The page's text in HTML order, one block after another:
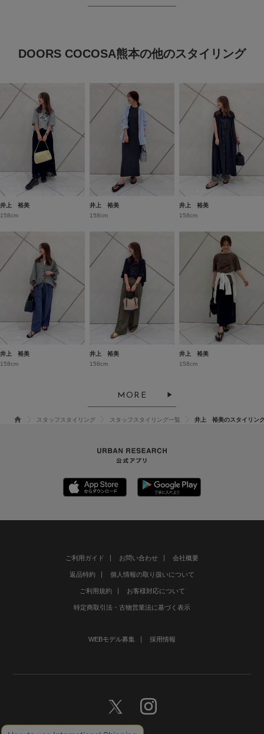
DOORS COCOSA熊本の他のスタイリング
井上 裕美
158cm
井上 裕美
158cm
井上 裕美
158cm
井上 裕美
158cm
井上 裕美
158cm
井上 裕美
158cm
MORE
スタッフスタイリング スタッフスタイリング一覧 井上 裕美のスタイリン
ご利用ガイド お問い合わせ 会社概要
返品特約 個人情報の取り扱いについて
ご利用規約 お客様対応について
特定商取引法・古物営業法に基づく表示
WEBモデル募集 採用情報